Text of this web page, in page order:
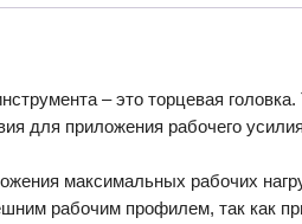
– это торцевая
для приложения рабочего
максимальных рабочих
рабочим профилем, так как